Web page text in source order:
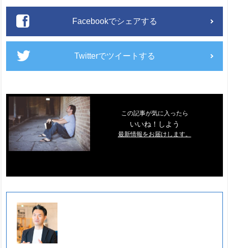
Facebookでシェアする
Twitterでツイートする
この記事が気に入ったら
いいね！しよう
最新情報をお届けします。